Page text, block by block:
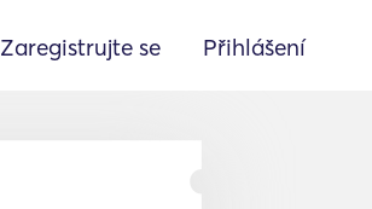
Zaregistrujte se Přihlášení